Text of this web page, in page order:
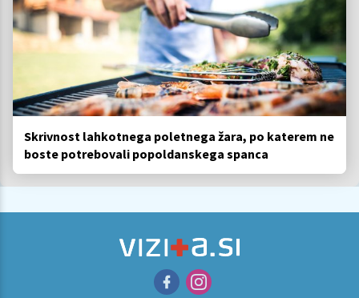
Skrivnost lahkotnega poletnega žara, po katerem ne
boste potrebovali popoldanskega spanca